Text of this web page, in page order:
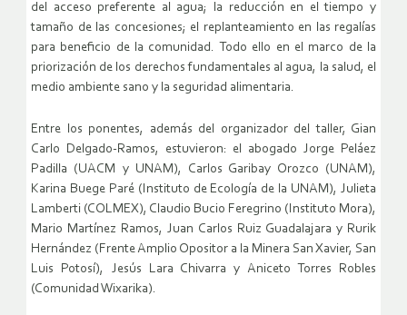
del acceso preferente al agua; la reducción en el tiempo y
tamaño de las concesiones; el replanteamiento en las regalías
para beneficio de la comunidad. Todo ello en el marco de la
priorización de los derechos fundamentales al agua, la salud, el
medio ambiente sano y la seguridad alimentaria.
Entre los ponentes, además del organizador del taller, Gian
Carlo Delgado-Ramos, estuvieron: el abogado Jorge Peláez
Padilla (UACM y UNAM), Carlos Garibay Orozco (UNAM),
Karina Buege Paré (Instituto de Ecología de la UNAM), Julieta
Lamberti (COLMEX), Claudio Bucio Feregrino (Instituto Mora),
Mario Martínez Ramos, Juan Carlos Ruiz Guadalajara y Rurik
Hernández (Frente Amplio Opositor a la Minera San Xavier, San
Luis Potosí), Jesús Lara Chivarra y Aniceto Torres Robles
(Comunidad Wixarika).